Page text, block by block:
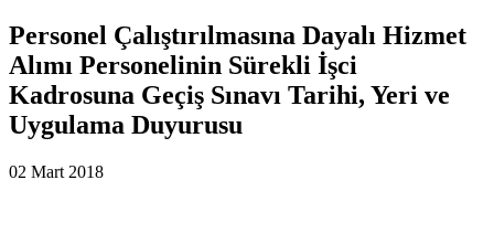
Personel Çalıştırılmasına Dayalı Hizmet
Alımı Personelinin Sürekli İşci
Kadrosuna Geçiş Sınavı Tarihi, Yeri ve
Uygulama Duyurusu
02 Mart 2018